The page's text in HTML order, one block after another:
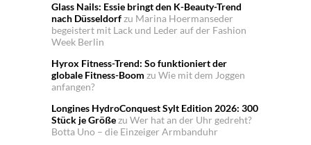
Glass Nails: Essie bringt den K-Beauty-Trend
nach Düsseldorfzu Marina Hoermanseder
begeistert mit Lack und Leder auf der Fashion
Week Berlin
Hyrox Fitness-Trend: So funktioniert der
globale Fitness-Boom zu Wie mit dem Joggen
anfangen?
Longines HydroConquest Sylt Edition 2026: 300
Stück je Größezu Wer hat an der Uhr gedreht?
Botta Uno – die Einzeiger Armbanduhr